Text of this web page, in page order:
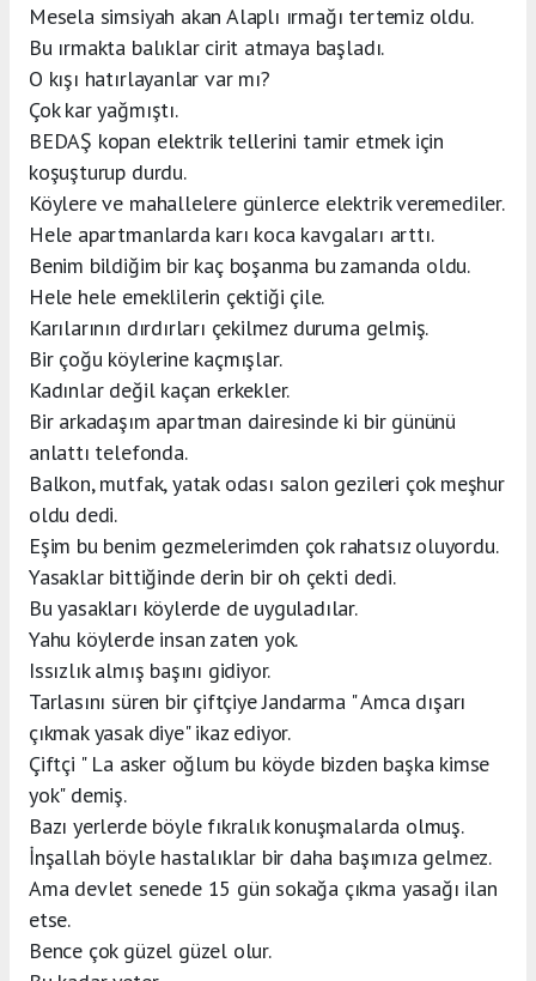
Mesela simsiyah akan Alaplı ırmağı tertemiz oldu.
Bu ırmakta balıklar cirit atmaya başladı.
O kışı hatırlayanlar var mı?
Çok kar yağmıştı.
BEDAŞ kopan elektrik tellerini tamir etmek için
koşuşturup durdu.
Köylere ve mahallelere günlerce elektrik veremediler.
Hele apartmanlarda karı koca kavgaları arttı.
Benim bildiğim bir kaç boşanma bu zamanda oldu.
Hele hele emeklilerin çektiği çile.
Karılarının dırdırları çekilmez duruma gelmiş.
Bir çoğu köylerine kaçmışlar.
Kadınlar değil kaçan erkekler.
Bir arkadaşım apartman dairesinde ki bir gününü
anlattı telefonda.
Balkon, mutfak, yatak odası salon gezileri çok meşhur
oldu dedi.
Eşim bu benim gezmelerimden çok rahatsız oluyordu.
Yasaklar bittiğinde derin bir oh çekti dedi.
Bu yasakları köylerde de uyguladılar.
Yahu köylerde insan zaten yok.
Issızlık almış başını gidiyor.
Tarlasını süren bir çiftçiye Jandarma " Amca dışarı
çıkmak yasak diye" ikaz ediyor.
Çiftçi " La asker oğlum bu köyde bizden başka kimse
yok" demiş.
Bazı yerlerde böyle fıkralık konuşmalarda olmuş.
İnşallah böyle hastalıklar bir daha başımıza gelmez.
Ama devlet senede 15 gün sokağa çıkma yasağı ilan
etse.
Bence çok güzel güzel olur.